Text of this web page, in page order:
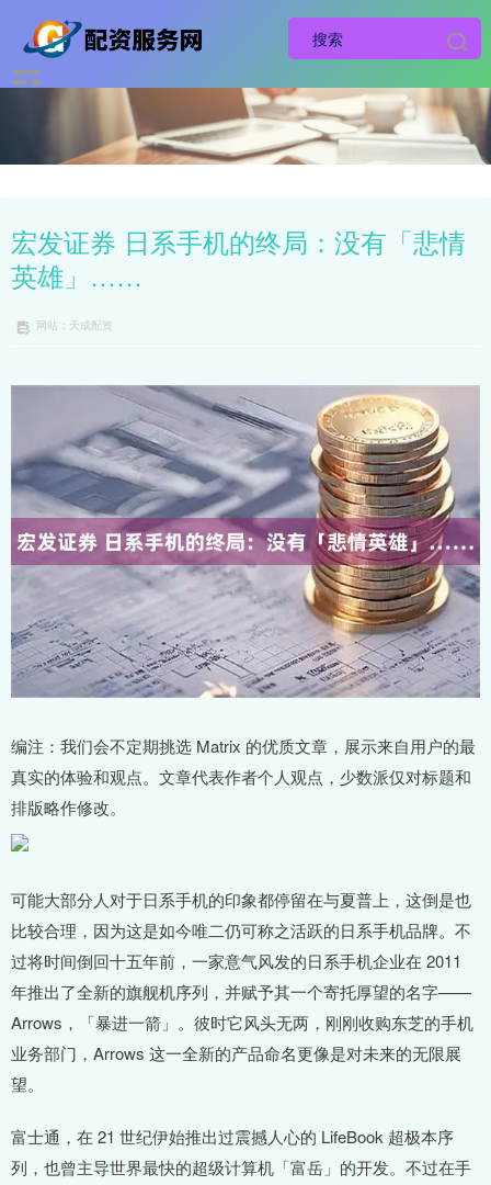
宏发证券 日系手机的终局：没有「悲情
英雄」……
网站：天成配资
编注：我们会不定期挑选 Matrix 的优质文章，展示来自用户的最
真实的体验和观点。文章代表作者个人观点，少数派仅对标题和
排版略作修改。
可能大部分人对于日系手机的印象都停留在与夏普上，这倒是也
比较合理，因为这是如今唯二仍可称之活跃的日系手机品牌。不
过将时间倒回十五年前，一家意气风发的日系手机企业在 2011
年推出了全新的旗舰机序列，并赋予其一个寄托厚望的名字——
Arrows，「暴进一箭」。彼时它风头无两，刚刚收购东芝的手机
业务部门，Arrows 这一全新的产品命名更像是对未来的无限展
望。
富士通，在 21 世纪伊始推出过震撼人心的 LifeBook 超极本序
列，也曾主导世界最快的超级计算机「富岳」的开发。不过在手